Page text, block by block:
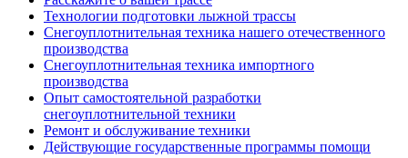
Технологии подготовки лыжной трассы
Снегоуплотнительная техника нашего отечественного
производства
Снегоуплотнительная техника импортного
производства
Опыт самостоятельной разработки
снегоуплотнительной техники
Ремонт и обслуживание техники
Действующие государственные программы помощи